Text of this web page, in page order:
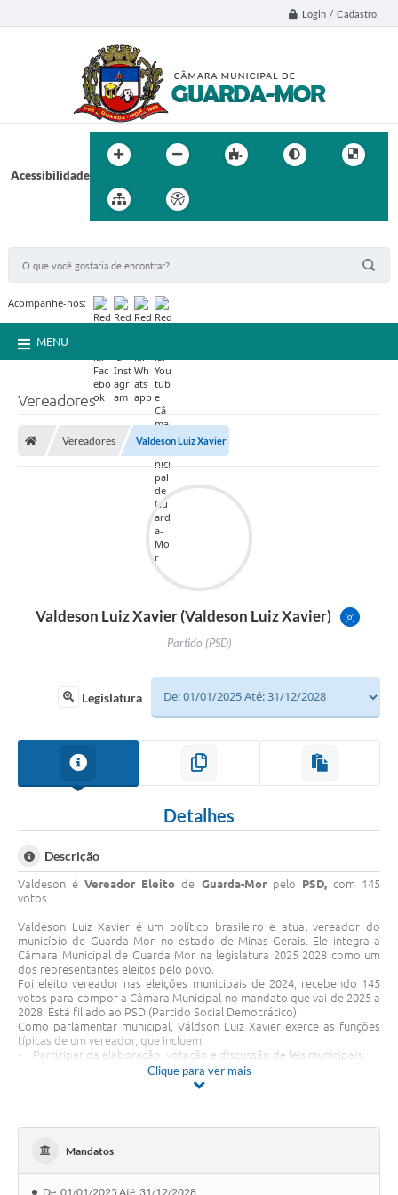
Login / Cadastro
Acessibilidade
Acompanhe-nos:
MENU
Vereadores
Vereadores Valdeson Luiz Xavier
Valdeson Luiz Xavier (Valdeson Luiz Xavier)
Partido (PSD)
Legislatura
Detalhes
Descrição
Valdeson éVereador Eleito de Guarda-Morpelo PSD, com 145
votos.
Valdeson Luiz Xavier é um político brasileiro e atual vereador do
município de Guarda Mor, no estado de Minas Gerais. Ele integra a
Câmara Municipal de Guarda Mor na legislatura 2025 2028 como um
dos representantes eleitos pelo povo.
Foi eleito vereador nas eleições municipais de 2024, recebendo 145
votos para compor a Câmara Municipal no mandato que vai de 2025 a
2028. Está filiado ao PSD (Partido Social Democrático).
Como parlamentar municipal, Váldson Luiz Xavier exerce as funções
típicas de um vereador, que incluem:
• Participar da elaboração, votação e discussão de leis municipais;
• Apresentar requerimentos e proposições para encaminhamento ao
prefeito e às secretarias competentes;
município de Guarda Mor.
requerimentos importantes, tais como:
Clique para ver mais
Mandatos
De: 01/01/2025 Até: 31/12/2028